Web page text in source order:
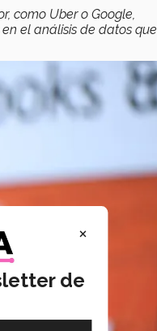
como Uber o Google,
el análisis de datos que
×
de